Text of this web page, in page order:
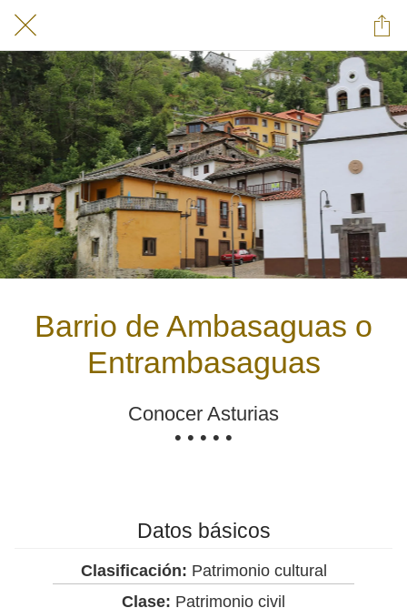
Barrio de Ambasaguas o
Entrambasaguas
Conocer Asturias
• • • • •
Datos básicos
Clasificación: Patrimonio cultural
Clase: Patrimonio civil